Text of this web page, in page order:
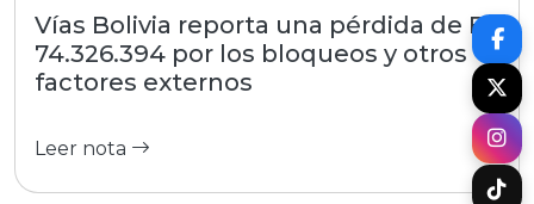
Vías Bolivia reporta una pérdida de Bs
74.326.394 por los bloqueos y otros
factores externos
Leer nota